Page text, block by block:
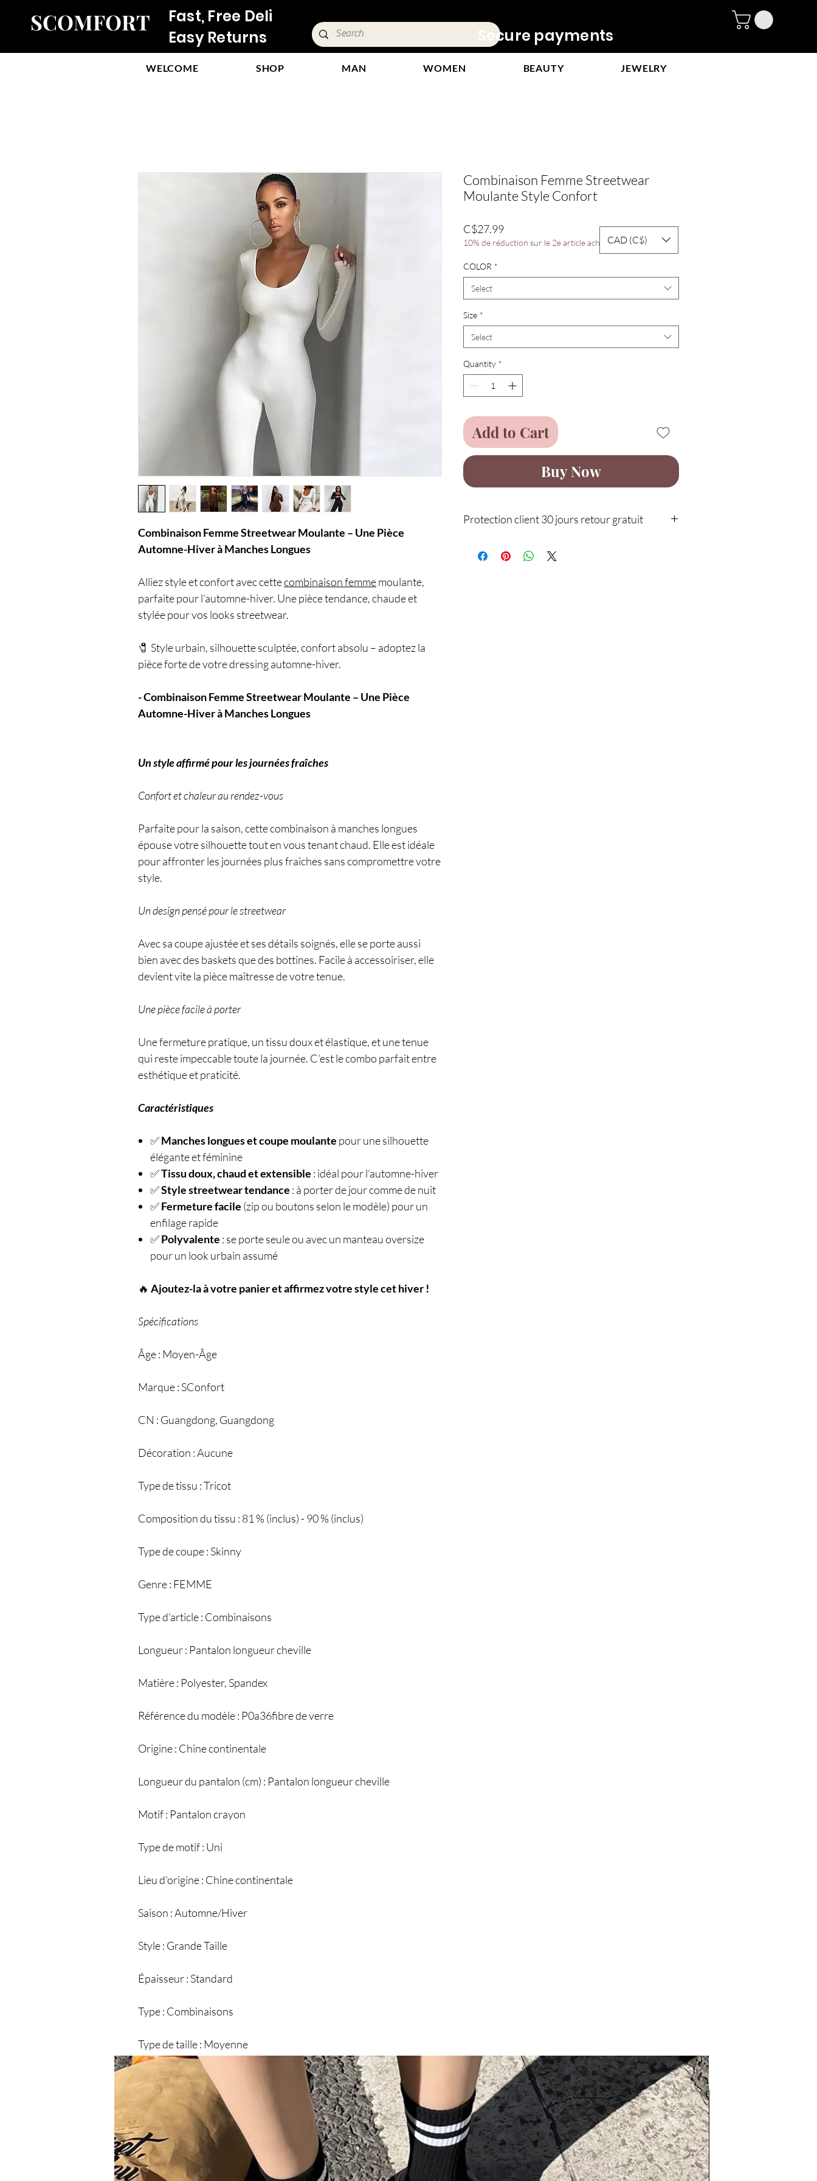
SCOMFORT
Fast, Free Delivery &
Easy Returns
Secure payments
WELCOME SHOP MAN WOMEN BEAUTY JEWELRY
Combinaison Femme Streetwear Moulante – Une Pièce
Automne-Hiver à Manches Longues
Alliez style et confort avec cettecombinaison femmemoulante,
parfaite pour l’automne-hiver. Une pièce tendance, chaude et
stylée pour vos looks streetwear.
🧷 Style urbain, silhouette sculptée, confort absolu – adoptez la
pièce forte de votre dressing automne-hiver.
- Combinaison Femme Streetwear Moulante – Une Pièce
Automne-Hiver à Manches Longues
Un style affirmé pour les journées fraîches
Confort et chaleur au rendez-vous
Parfaite pour la saison, cette combinaison à manches longues
épouse votre silhouette tout en vous tenant chaud. Elle est idéale
pour affronter les journées plus fraîches sans compromettre votre
style.
Un design pensé pour le streetwear
Avec sa coupe ajustée et ses détails soignés, elle se porte aussi
bien avec des baskets que des bottines. Facile à accessoiriser, elle
devient vite la pièce maîtresse de votre tenue.
Une pièce facile à porter
Une fermeture pratique, un tissu doux et élastique, et une tenue
qui reste impeccable toute la journée. C’est le combo parfait entre
esthétique et praticité.
Caractéristiques
✅Manches longues et coupe moulante pour une silhouette
élégante et féminine
✅Tissu doux, chaud et extensible : idéal pour l’automne-hiver
✅Style streetwear tendance : à porter de jour comme de nuit
✅Fermeture facile (zip ou boutons selon le modèle) pour un
enfilage rapide
✅Polyvalente : se porte seule ou avec un manteau oversize
pour un look urbain assumé
🔥 Ajoutez-la à votre panier et affirmez votre style cet hiver !
Spécifications
Âge : Moyen-Âge
Marque : SConfort
CN : Guangdong, Guangdong
Décoration : Aucune
Type de tissu : Tricot
Composition du tissu : 81 % (inclus) - 90 % (inclus)
Type de coupe : Skinny
Genre : FEMME
Type d'article : Combinaisons
Longueur : Pantalon longueur cheville
Matière : Polyester, Spandex
Référence du modèle : P0a36fibre de verre
Origine : Chine continentale
Longueur du pantalon (cm) : Pantalon longueur cheville
Motif : Pantalon crayon
Type de motif : Uni
Lieu d'origine : Chine continentale
Saison : Automne/Hiver
Style : Grande Taille
Épaisseur : Standard
Type : Combinaisons
Type de taille : Moyenne
Combinaison Femme Streetwear
Moulante Style Confort
C$27.99Price
10% de réduction sur le 2e article acheté
COLOR *
Select
Size *
Select
Quantity *
Add to Cart
Buy Now
Protection client 30 jours retour gratuit
CAD (C$)